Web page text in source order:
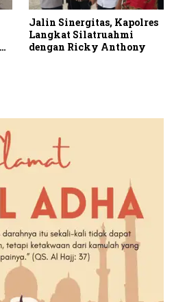
Jalin Sinergitas, Kapolres
Langkat Silatruahmi
dengan Ricky Anthony